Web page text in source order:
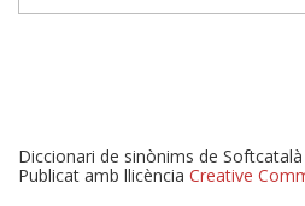
Diccionari de sinònims de Softcatalà
Publicat amb llicència Creative